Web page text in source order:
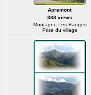
Apremont
333 views
Montagne Les Bauges
Prise du village